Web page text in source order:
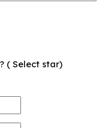
( Select star)